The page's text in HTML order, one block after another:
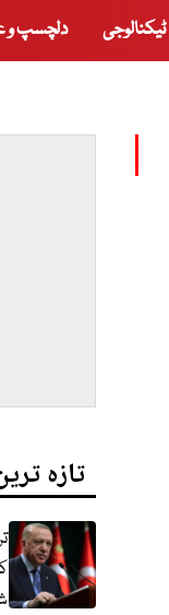
ٹیکنالوجی دلچسپ
تازہ